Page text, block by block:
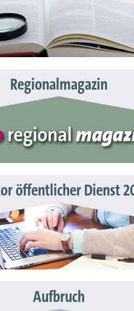
Regionalmagazin
öffentlicher Dienst
Aufbruch